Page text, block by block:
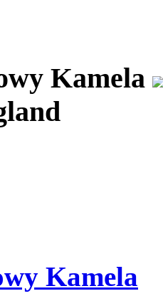
Kamela
Kamela